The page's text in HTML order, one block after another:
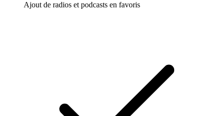
Ajout de radios et podcasts en favoris